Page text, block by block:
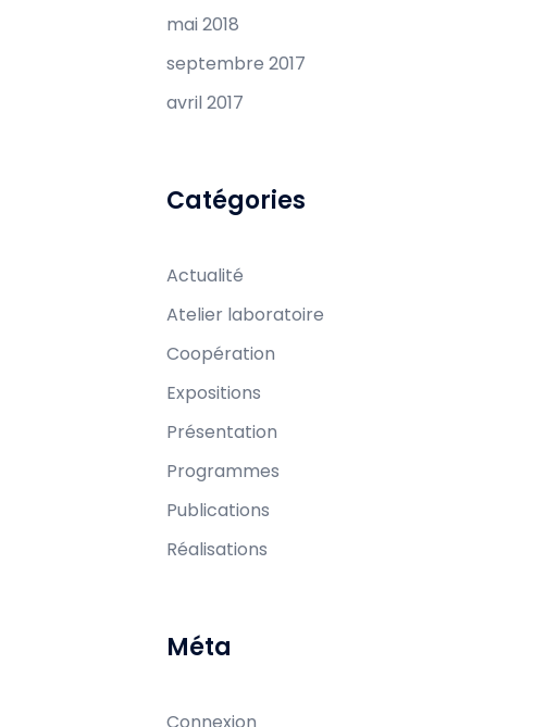
mai 2018
septembre 2017
avril 2017
Catégories
Actualité
Atelier laboratoire
Coopération
Expositions
Présentation
Programmes
Publications
Réalisations
Méta